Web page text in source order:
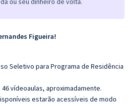
Figueira!
Seletivo para Programa de Residência
vídeoaulas, aproximadamente.
estarão acessíveis de modo